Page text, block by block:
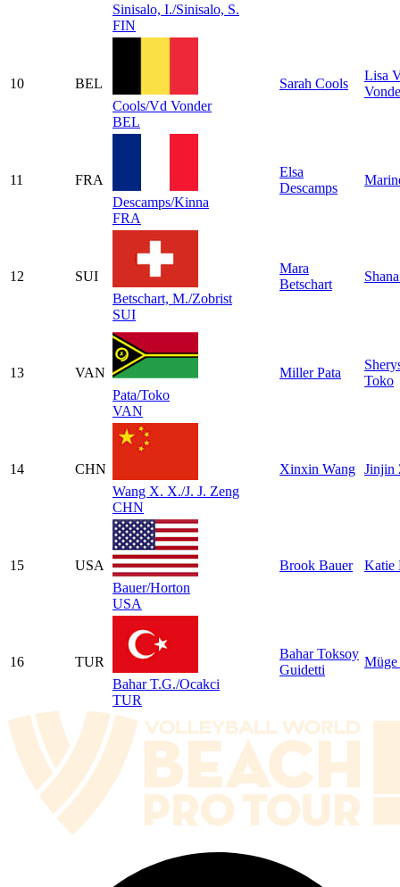
Sinisalo, I./Sinisalo, S.
FIN
10
BEL
Cools/Vd Vonder
BEL
Sarah Cools
Lisa
11
FRA
Descamps/Kinna
FRA
Elsa
Descamps
12
SUI
Betschart, M./Zobrist
SUI
Mara
Betschart
13
VAN
Pata/Toko
VAN
Miller Pata
Toko
14
CHN
Wang X. X./J. J. Zeng
CHN
Xinxin Wang Jinjin
15
USA
Bauer/Horton
USA
Brook Bauer Katie
16
TUR
Bahar T.G./Ocakci
TUR
Bahar Toksoy
Guidetti